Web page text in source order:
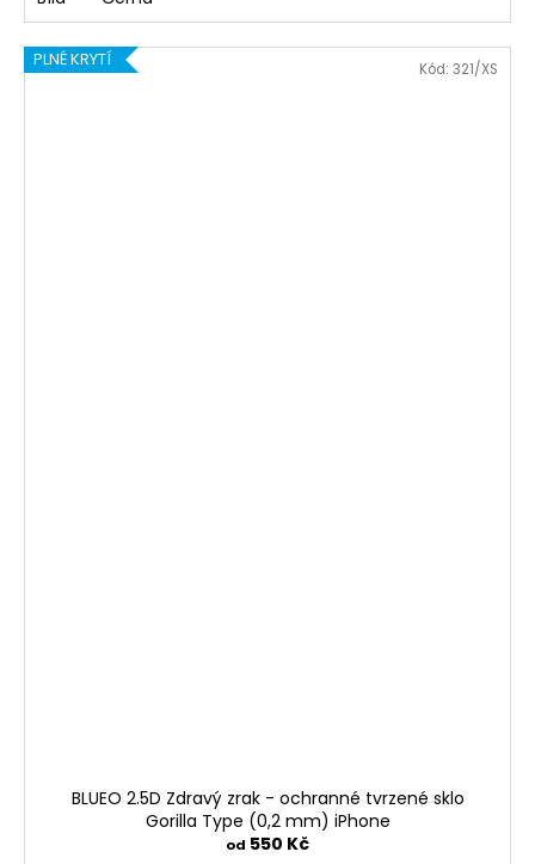
PLNÉ KRYTÍ
BLUEO 2.5D Zdravý zrak - ochranné tvrzené sklo
Gorilla Type (0,2 mm) iPhone
od 550 Kč
Kód: 321/XS